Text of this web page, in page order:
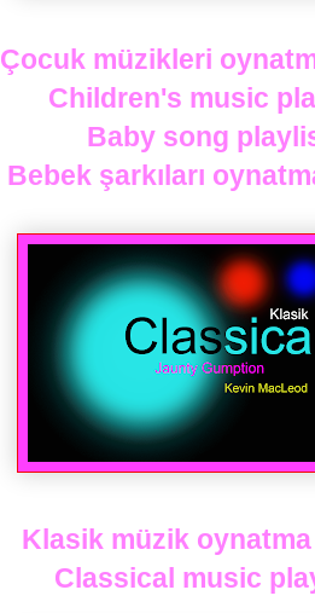
Çocuk müzikleri
Children's music
Baby song
Bebek şarkıları
Klasik müzik
Classical music